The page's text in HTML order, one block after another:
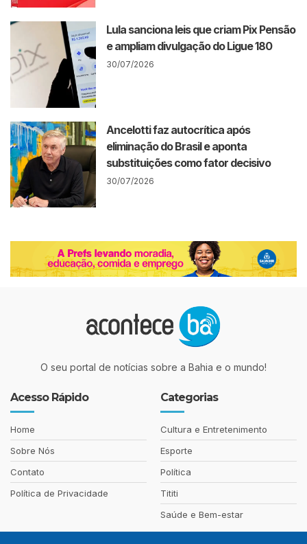
Lula sanciona leis que criam Pix Pensão
e ampliam divulgação do Ligue 180
30/07/2026
Ancelotti faz autocrítica após
eliminação do Brasil e aponta
substituições como fator decisivo
30/07/2026
O seu portal de notícias sobre a Bahia e o mundo!
Acesso Rápido
Home
Sobre Nós
Contato
Política de Privacidade
Categorias
Cultura e Entretenimento
Esporte
Política
Tititi
Saúde e Bem-estar